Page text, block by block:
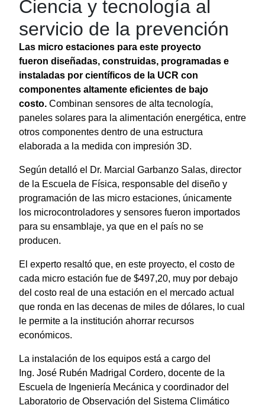
Ciencia y tecnología al
servicio de la prevención
Las micro estaciones para este proyecto
fueron diseñadas, construidas, programadas e
instaladas por científicos de la UCR con
componentes altamente eficientes de bajo
costo. Combinan sensores de alta tecnología,
paneles solares para la alimentación energética, entre
otros componentes dentro de una estructura
elaborada a la medida con impresión 3D.
Según detalló el Dr. Marcial Garbanzo Salas, director
de la Escuela de Física, responsable del diseño y
programación de las micro estaciones, únicamente
los microcontroladores y sensores fueron importados
para su ensamblaje, ya que en el país no se
producen.
El experto resaltó que, en este proyecto, el costo de
cada micro estación fue de $497,20, muy por debajo
del costo real de una estación en el mercado actual
que ronda en las decenas de miles de dólares, lo cual
le permite a la institución ahorrar recursos
económicos.
La instalación de los equipos está a cargo del
Ing. José Rubén Madrigal Cordero, docente de la
Escuela de Ingeniería Mecánica y coordinador del
Laboratorio de Observación del Sistema Climático